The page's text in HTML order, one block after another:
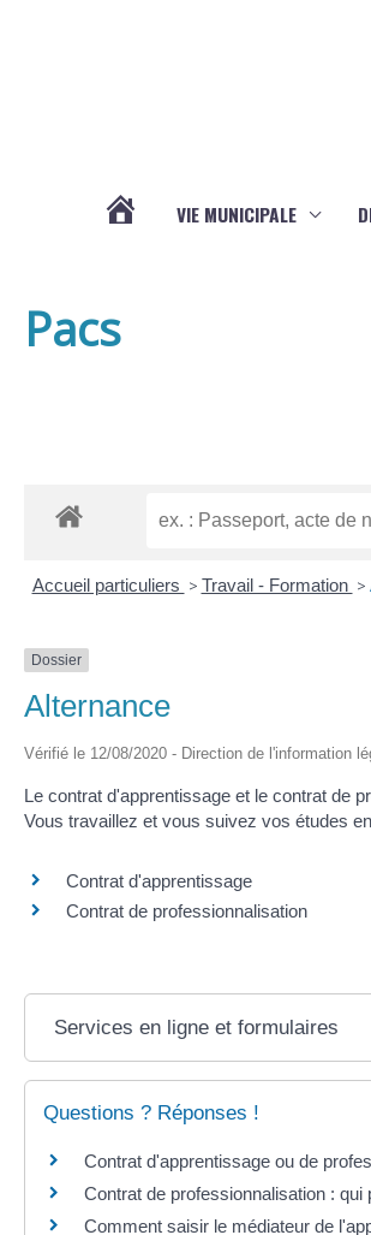
VIE MUNICIPALE
Pacs
Accueil particuliers > Travail - Formation >
Dossier
Alternance
Vérifié le 12/08/2020 - Direction de l'information
Le contrat d'apprentissage et le contrat de
Vous travaillez et vous suivez vos études
Contrat d'apprentissage
Contrat de professionnalisation
Services en ligne et formulaires
Questions ? Réponses !
Contrat d'apprentissage ou de
Contrat de professionnalisation : qui
Comment saisir le médiateur de